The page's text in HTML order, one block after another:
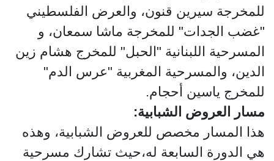
للمخرجة سيرين قنون، والعرض الفلسطيني
"غضب الجدات" للمخرجة ماشا سمعان، و
المسرحية اللبنانية "الحبل" للمخرج هشام زين
الدين، والمسرحية المغربية "عرس الدم"
للمخرج ياسين أحجام.
مسار العروض الشبابية:
هذا المسار مخصص للعروض الشبابية، وهذه
هي الدورة السابعة له،حيث تشارك مسرحية